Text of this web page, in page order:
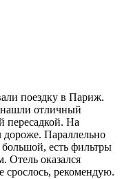
поездку в Париж.
нашли отличный
пересадкой. На
дороже. Параллельно
есть фильтры
Отель оказался
срослось, рекомендую.